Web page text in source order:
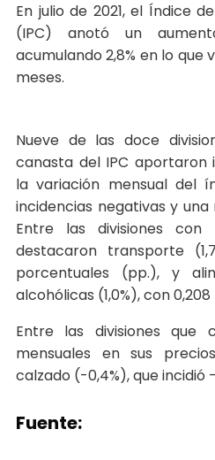
En julio de 2021, el Índice
(IPC) anotó un
acumulando 2,8% en lo que
meses.
Nueve de las doce
canasta del IPC aportaron
la variación mensual del
incidencias negativas y
Entre las divisiones
destacaron transporte
porcentuales (pp.), y
alcohólicas (1,0%), con 0,208
Entre las divisiones que
mensuales en sus
calzado (-0,4%), que incidió
Fuente: